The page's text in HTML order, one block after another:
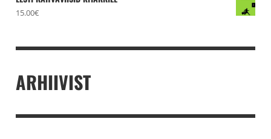
15.00€
ARHIIVIST